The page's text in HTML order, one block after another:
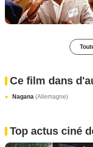
Ce film dans
Nagana (Allemagne)
Top actus ciné